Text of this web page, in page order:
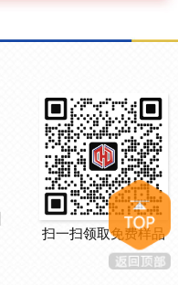
扫一扫领取免费样品